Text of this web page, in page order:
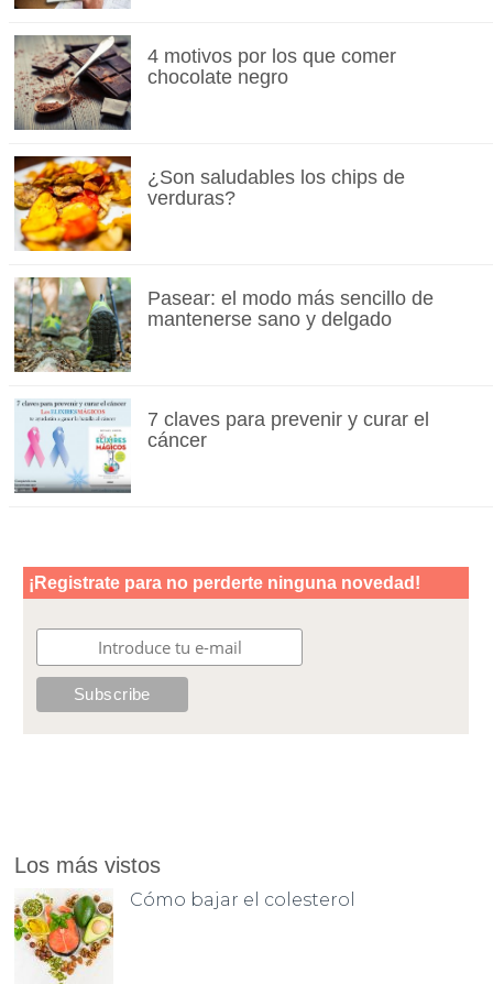
4 motivos por los que comer
chocolate negro
¿Son saludables los chips de
verduras?
Pasear: el modo más sencillo de
mantenerse sano y delgado
7 claves para prevenir y curar el
cáncer
Los más vistos
Cómo bajar el colesterol